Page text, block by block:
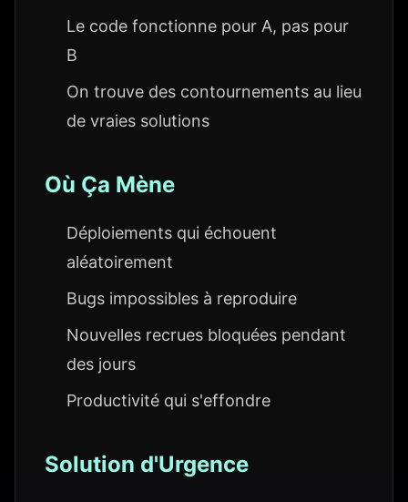
Le code fonctionne pour A, pas pour
B
On trouve des contournements au lieu
de vraies solutions
Où Ça Mène
Déploiements qui échouent
aléatoirement
Bugs impossibles à reproduire
Nouvelles recrues bloquées pendant
des jours
Productivité qui s'effondre
Solution d'Urgence